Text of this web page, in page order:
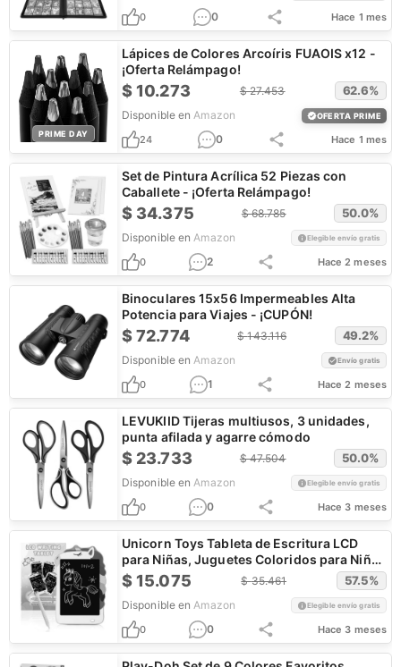
0 0 Hace 1 mes
PRIME DAY
Lápices de Colores Arcoíris FUAOIS x12 -
¡Oferta Relámpago!
$10.273 $27.453 62.6%
Disponible en Amazon OFERTA PRIME
24 0 Hace 1 mes
Set de Pintura Acrílica 52 Piezas con
Caballete - ¡Oferta Relámpago!
$ 34.375 $68.785 50.0%
Disponible en Amazon Elegible envío gratis
0 2 Hace 2 meses
Binoculares 15x56 Impermeables Alta
Potencia para Viajes - ¡CUPÓN!
$72.774 $143.116 49.2%
Disponible en Amazon Envío gratis
0 1 Hace 2 meses
LEVUKIID Tijeras multiusos, 3 unidades,
punta afilada y agarre cómodo
$ 23.733 $47.504 50.0%
Disponible en Amazon Elegible envío gratis
0 0 Hace 3 meses
Unicorn Toys Tableta de Escritura LCD
para Niñas, Juguetes Coloridos para Niños
Pequeños
$15.075 $35.461 57.5%
Disponible en Amazon Elegible envío gratis
0 0 Hace 3 meses